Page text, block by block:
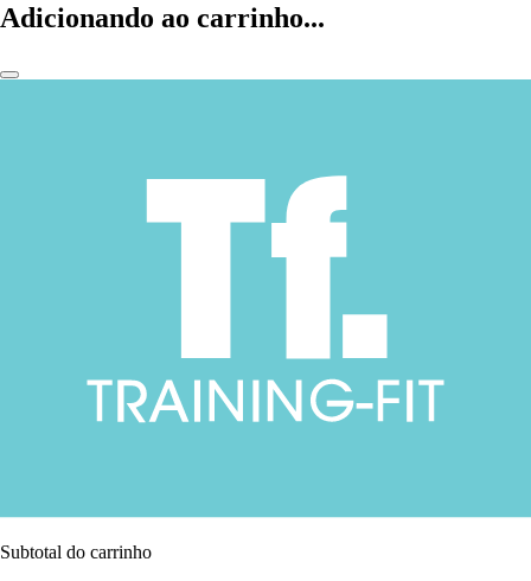
Adicionando ao carrinho...
Subtotal do carrinho